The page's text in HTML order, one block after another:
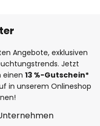
Angebote, exklusiven
Jetzt
einen 13 %-Gutschein*
in unserem Onlineshop